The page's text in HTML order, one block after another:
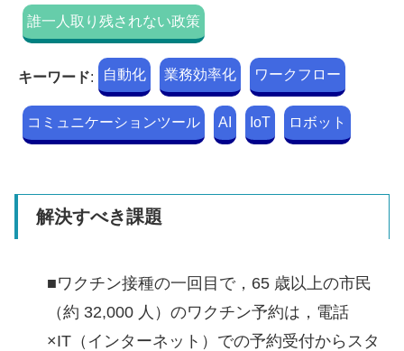
誰一人取り残されない政策
キーワード: 自動化 業務効率化 ワークフロー
コミュニケーションツール AI IoT ロボット
解決すべき課題
■ワクチン接種の一回目で，65 歳以上の市民
（約 32,000 人）のワクチン予約は，電話
×IT（インターネット）での予約受付からスタ